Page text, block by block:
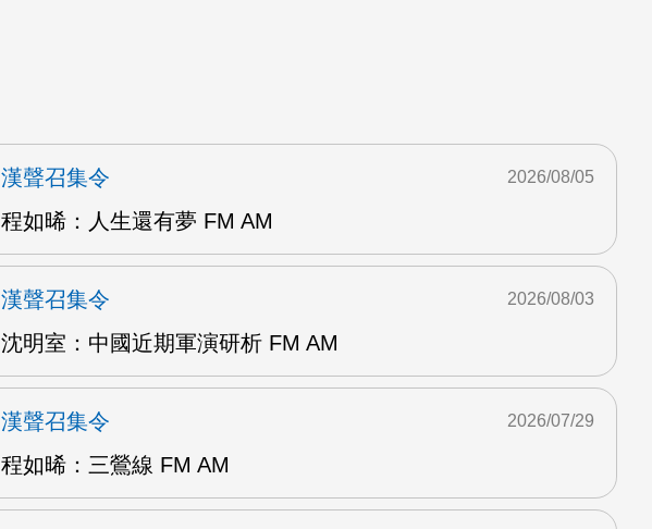
漢聲召集令
程如晞：人生還有夢 FM AM
2026/08/05
漢聲召集令
沈明室：中國近期軍演研析 FM AM
2026/08/03
漢聲召集令
程如晞：三鶯線 FM AM
2026/07/29